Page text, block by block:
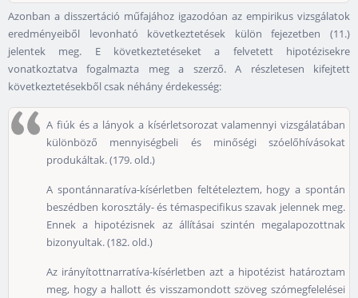
Azonban a disszertáció műfajához igazodóan az empirikus vizsgálatok
eredményeiből levonható következtetések külön fejezetben (11.)
jelentek meg. E következtetéseket a felvetett hipotézisekre
vonatkoztatva fogalmazta meg a szerző. A részletesen kifejtett
következtetésekből csak néhány érdekesség:
A fiúk és a lányok a kísérletsorozat valamennyi vizsgálatában
különböző mennyiségbeli és minőségi szóelőhívásokat
produkáltak. (179. old.)
A spontánnaratíva-kísérletben feltételeztem, hogy a spontán
beszédben korosztály- és témaspecifikus szavak jelennek meg.
Ennek a hipotézisnek az állításai szintén megalapozottnak
bizonyultak. (182. old.)
Az irányítottnarratíva-kísérletben azt a hipotézist határoztam
meg, hogy a hallott és visszamondott szöveg szómegfelelései